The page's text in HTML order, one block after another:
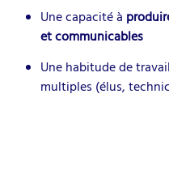
Une capacité à
et communicables
Une habitude de
multiples (élus,